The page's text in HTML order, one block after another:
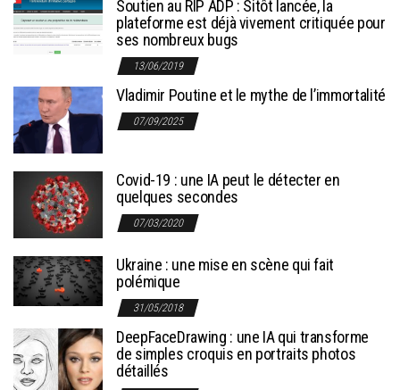
Soutien au RIP ADP : Sitôt lancée, la
plateforme est déjà vivement critiquée pour
ses nombreux bugs
13/06/2019
Vladimir Poutine et le mythe de l’immortalité
07/09/2025
Covid-19 : une IA peut le détecter en
quelques secondes
07/03/2020
Ukraine : une mise en scène qui fait
polémique
31/05/2018
DeepFaceDrawing : une IA qui transforme
de simples croquis en portraits photos
détaillés